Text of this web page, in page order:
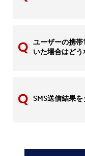
ユーザーの携
いた場合はどう
SMS送信結果